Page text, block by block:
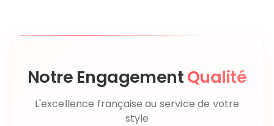
Notre EngagementQualité
L'excellence française au service de votre
style